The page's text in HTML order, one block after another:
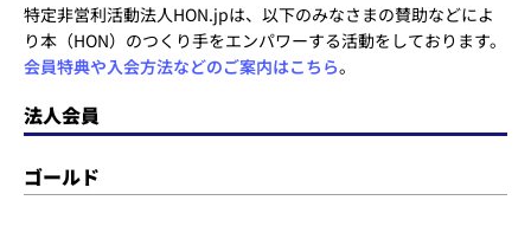
特定非営利活動法人HON.jpは、以下のみなさまの賛助などによ
り本（HON）のつくり手をエンパワーする活動をしております。
会員特典や入会方法などのご案内はこちら。
法人会員
ゴールド